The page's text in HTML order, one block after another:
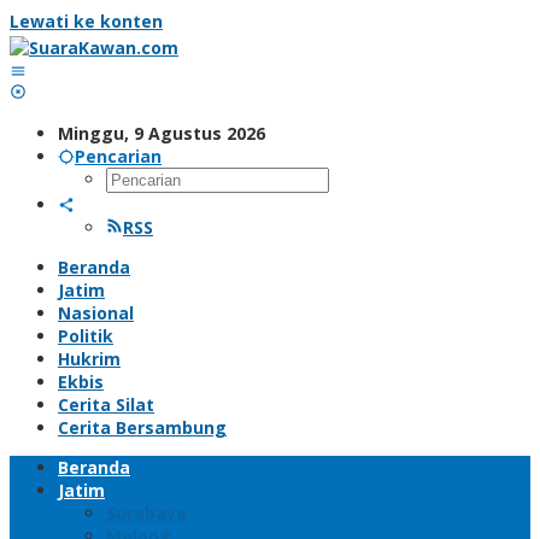
Lewati ke konten
Minggu, 9 Agustus 2026
Pencarian
RSS
Beranda
Jatim
Nasional
Politik
Hukrim
Ekbis
Cerita Silat
Cerita Bersambung
Beranda
Jatim
Surabaya